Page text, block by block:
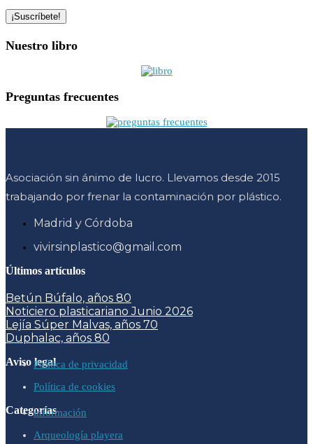
Nuestro libro
Preguntas frecuentes
Asociación sin ánimo de lucro. Llevamos desde 2015
trabajando por frenar la contaminación por plástico.
Madrid y Córdoba
vivirsinplastico@gmail.com
Últimos artículos
Betún Búfalo, años 80
Noticiero plasticariano Junio 2026
Lejía Súper Malvas, años 70
Duphalac, años 80
Aviso legalPolítica de privacidad
Política de cookies
Categoríasinformación
Arqueología playera